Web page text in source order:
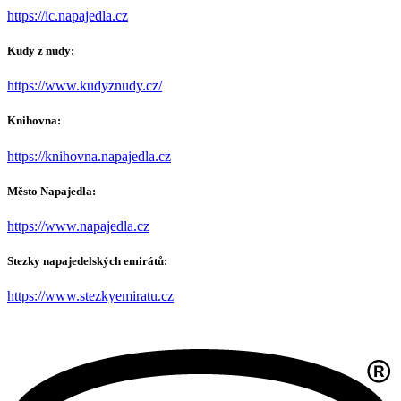
https://ic.napajedla.cz
Kudy z nudy:
https://www.kudyznudy.cz/
Knihovna:
https://knihovna.napajedla.cz
Město Napajedla:
https://www.napajedla.cz
Stezky napajedelských emirátů:
https://www.stezkyemiratu.cz